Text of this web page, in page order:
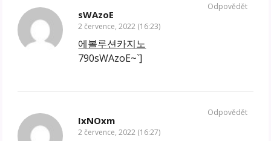
sWAzoE
2 července, 2022 (16:23)
에볼루션카지노
790sWAzoE~`]
Odpovědět
IxNOxm
2 července, 2022 (16:27)
Odpovědět